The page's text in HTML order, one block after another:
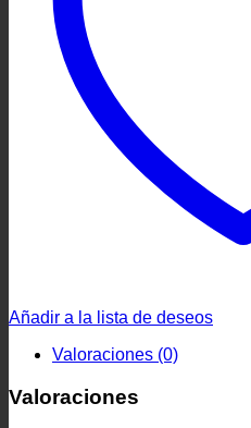
Añadir a la lista de deseos
Valoraciones (0)
Valoraciones